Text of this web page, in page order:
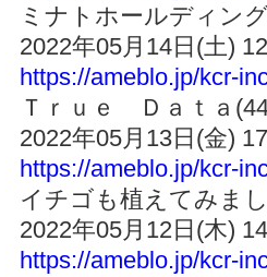
ミナトホールディン
2022年05月14日(土)
https://ameblo.jp/kcr-
Ｔｒｕｅ Ｄａｔａ
2022年05月13日(金)
https://ameblo.jp/kcr-
イチゴも植えてみま
2022年05月12日(木)
https://ameblo.jp/kcr-